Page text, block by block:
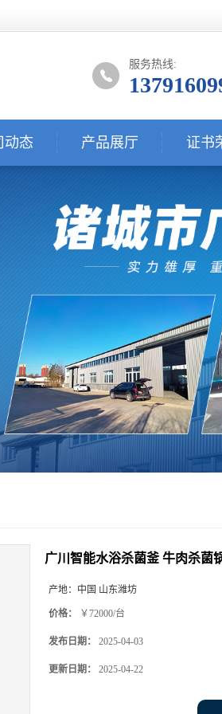
服务热线:
动态 产品展厅 证书
广川智能水浴杀菌釜 牛肉杀菌
产地： 中国 山东潍坊
价格： ￥72000/台
发布日期： 2025-04-03
更新日期： 2025-04-22